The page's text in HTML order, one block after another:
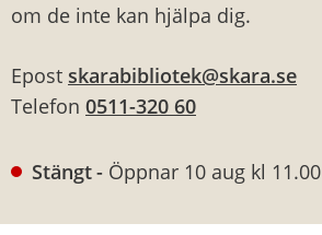
om de inte kan hjälpa dig.
Epost skarabibliotek@skara.se
Telefon 0511-320 60
Stängt Öppnar 10 aug kl 11.00